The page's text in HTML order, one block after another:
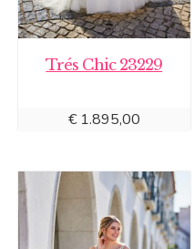
Trés Chic 23229
€1.895,00